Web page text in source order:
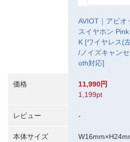
価格
レビュー
本体サイズ
AVIOT｜アビオ
スイヤホン
K [ワイヤレス(
/ノイズキャン
oth対応]
11,990円
1,199pt
-